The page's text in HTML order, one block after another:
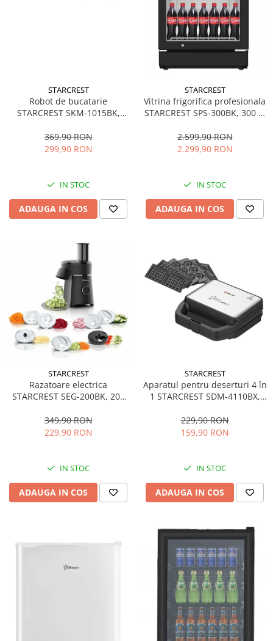
STARCREST
Robot de bucatarie
STARCREST SKM-1015BK,
Accesorii, 10 Viteze + Pulse,
Negru
369,90 RON
299,90 RON
IN STOC
ADAUGA IN COS
STARCREST
Vitrina frigorifica profesionala
STARCREST SPS-300BK, 300 L,
LED, H 169.5 cm, Negru
2.599,90 RON
2.299,90 RON
IN STOC
ADAUGA IN COS
STARCREST
Razatoare electrica
STARCREST SEG-200BK, 200
349,90 RON
229,90 RON
IN STOC
ADAUGA IN COS
STARCREST
Aparatul pentru deserturi 4 în
1 STARCREST SDM-4110BX,
invelis ceramic pentru vafe,
nuci, gogosi si smile
229,90 RON
159,90 RON
IN STOC
ADAUGA IN COS